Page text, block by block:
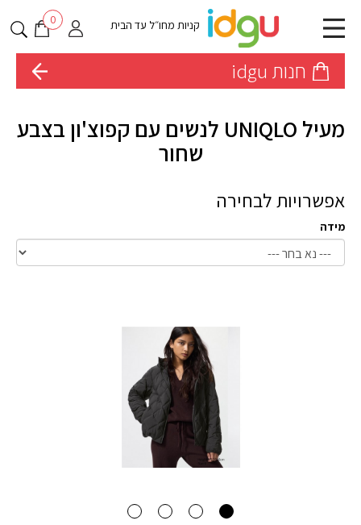
קניות מחו״ל עד הבית 0
חנות idgu
מעיל UNIQLO לנשים עם קפוצ'ון בצבע
שחור
אפשרויות לבחירה
מידה